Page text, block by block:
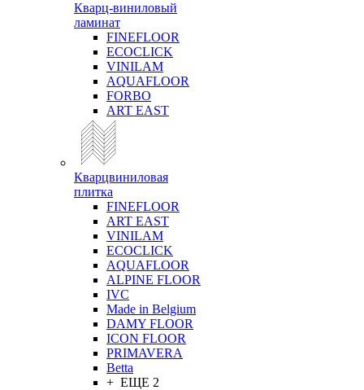
Кварц-виниловый
ламинат
FINEFLOOR
ECOCLICK
VINILAM
AQUAFLOOR
FORBO
ART EAST
Кварцвиниловая
плитка
FINEFLOOR
ART EAST
VINILAM
ECOCLICK
AQUAFLOOR
ALPINE FLOOR
IVC
Made in Belgium
DAMY FLOOR
ICON FLOOR
PRIMAVERA
Betta
+ ЕЩЕ 2